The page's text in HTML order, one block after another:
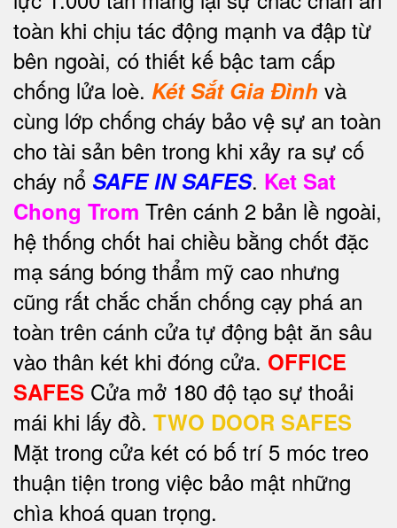
toàn khi chịu tác động mạnh va đập từ
bên ngoài, có thiết kế bậc tam cấp
chống lửa loè. Két Sắt Gia Đình và
cùng lớp chống cháy bảo vệ sự an toàn
cho tài sản bên trong khi xảy ra sự cố
cháy nổ SAFE IN SAFES. Ket Sat
Chong Trom Trên cánh 2 bản lề ngoài,
hệ thống chốt hai chiều bằng chốt đặc
mạ sáng bóng thẩm mỹ cao nhưng
cũng rất chắc chắn chống cạy phá an
toàn trên cánh cửa tự động bật ăn sâu
vào thân két khi đóng cửa. OFFICE
SAFES Cửa mở 180 độ tạo sự thoải
mái khi lấy đồ. TWO DOOR SAFES
Mặt trong cửa két có bố trí 5 móc treo
thuận tiện trong việc bảo mật những
chìa khoá quan trọng.